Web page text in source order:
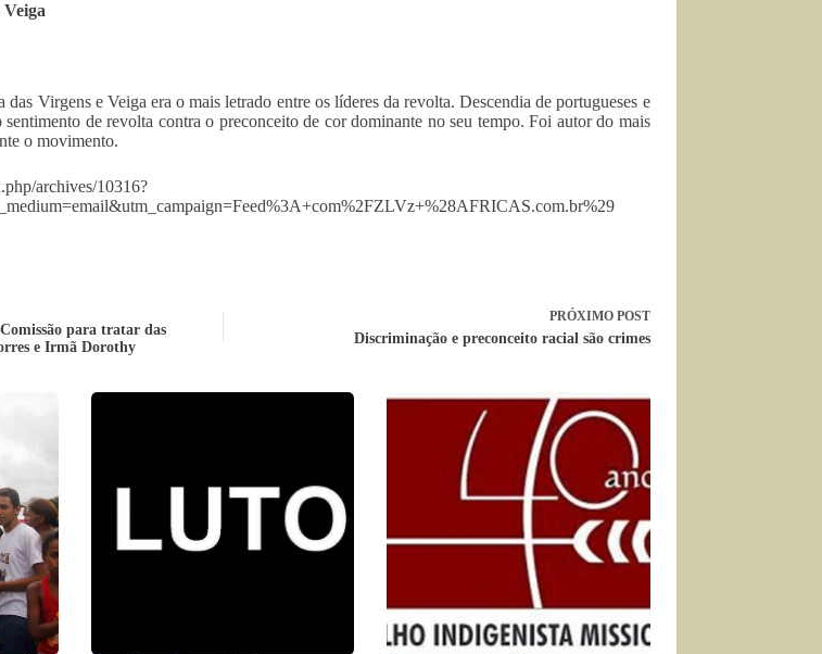
Virgens e Veiga era o mais letrado entre os líderes da revolta. Descendia de portugueses e
de revolta contra o preconceito de cor dominante no seu tempo. Foi autor do mais
o movimento.
archives/10316?
para tratar das
e Irmã Dorothy
PRÓXIMO POST
Discriminação e preconceito racial são crimes